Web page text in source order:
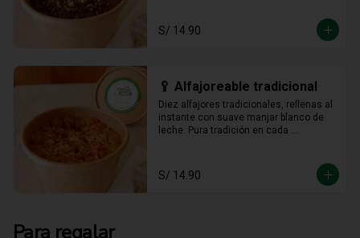
S/ 14.90
🥄 Alfajoreable tradicional
Diez alfajores tradicionales, rellenas al
instante con suave manjar blanco de
leche. Pura tradición en cada
S/ 14.90
Para regalar